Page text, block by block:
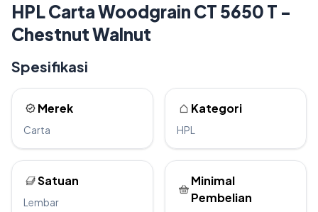
HPL Carta Woodgrain CT 5650 T -
Chestnut Walnut
Spesifikasi
Merek
Carta
Kategori
HPL
Satuan
Lembar
Minimal
Pembelian